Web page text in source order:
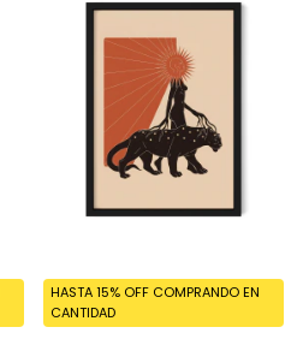
HASTA 15% OFF COMPRANDO EN
CANTIDAD